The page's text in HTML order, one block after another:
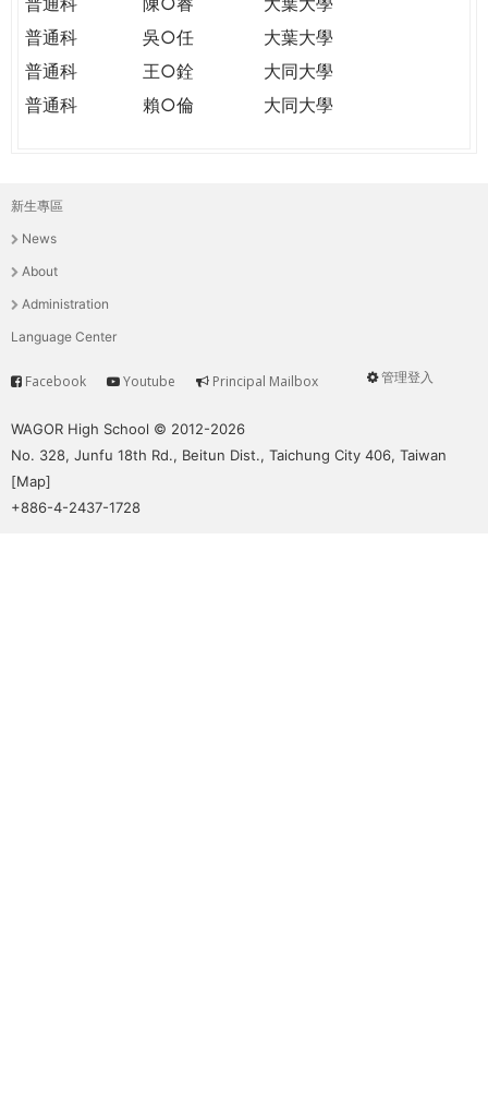
普通科
吳○任
大葉大學
普通科
王○銓
大同大學
普通科
賴○倫 大同大學
主
選
單
新生專區
News
About
Administration
Language Center
User
管理登入
Service
Facebook Youtube Principal Mailbox
WAGOR High School © 2012-2026
No. 328, Junfu 18th Rd., Beitun Dist., Taichung City 406, Taiwan
[Map]
+886-4-2437-1728